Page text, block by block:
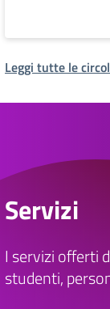
Leggi tutte le
Servizi
I servizi offerti
studenti,